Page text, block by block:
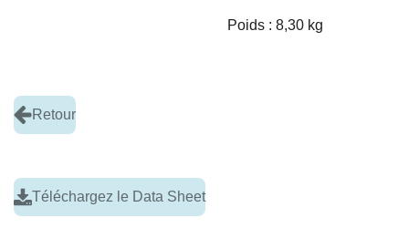
Poids : 8,30 kg
Retour
Téléchargez le Data Sheet